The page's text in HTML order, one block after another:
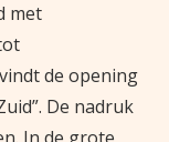
met
de opening
De nadruk